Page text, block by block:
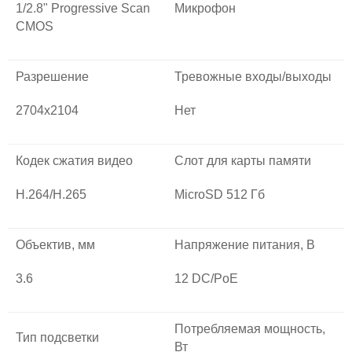
1/2.8" Progressive Scan
CMOS
Микрофон
Разрешение
2704х2104
Тревожные входы/выходы
Нет
Кодек сжатия видео
H.264/H.265
Слот для карты памяти
MicroSD 512 Гб
Объектив, мм
3.6
Напряжение питания, В
12 DC/PoE
Тип подсветки
Потребляемая мощность,
Вт